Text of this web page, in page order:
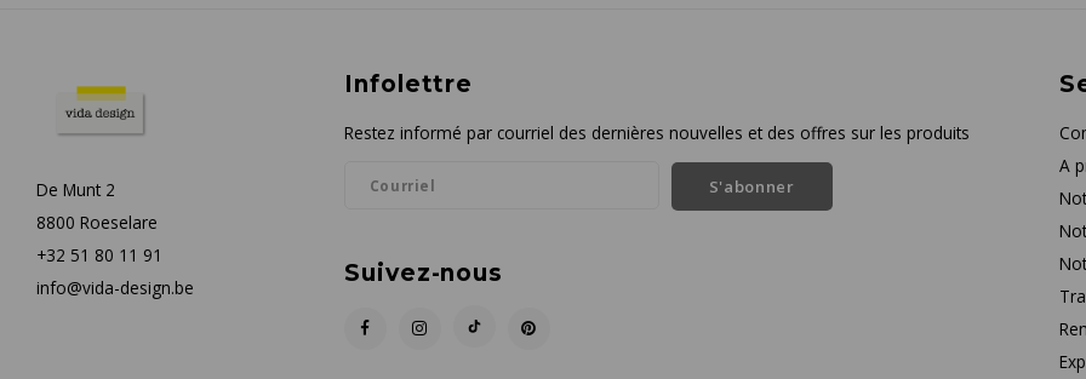
De Munt 2
8800 Roeselare
+32 51 80 11 91
info@vida-design.be
Infolettre
Restez informé par courriel des dernières nouvelles et des offres sur les produits
S'abonner
Suivez-nous
A